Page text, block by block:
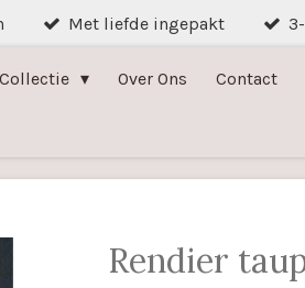
Met liefde ingepakt
Collectie Over Ons Contact
Rendier